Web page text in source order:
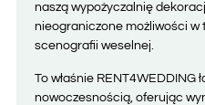
naszą wypożyczalnię
nieograniczone możliwości w
scenografii weselnej.
To właśnie RENT4WEDDING
nowoczesnością, oferując